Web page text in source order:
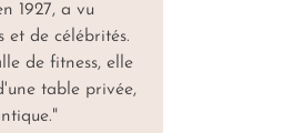
1927, a vu
et de célébrités.
de fitness, elle
table privée,